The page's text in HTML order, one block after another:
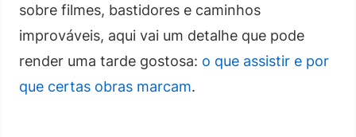
sobre filmes, bastidores e caminhos
improváveis, aqui vai um detalhe que pode
render uma tarde gostosa: o que assistir e por
que certas obras marcam.